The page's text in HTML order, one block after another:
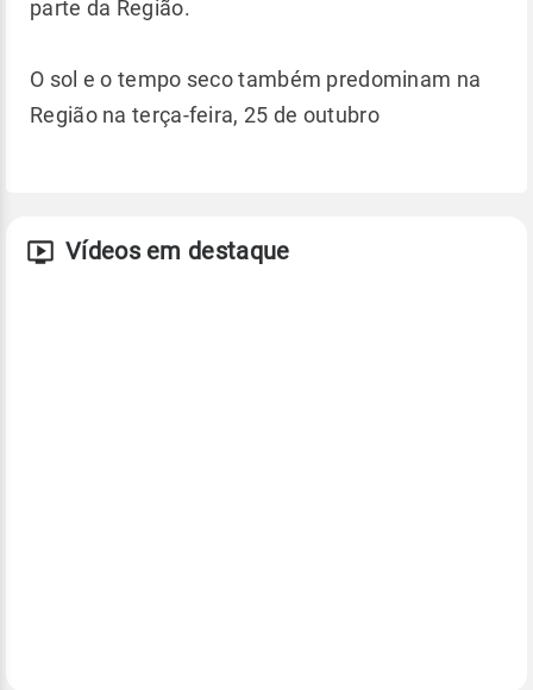
parte da Região.
O sol e o tempo seco também predominam na
Região na terça-feira, 25 de outubro
Vídeos em destaque